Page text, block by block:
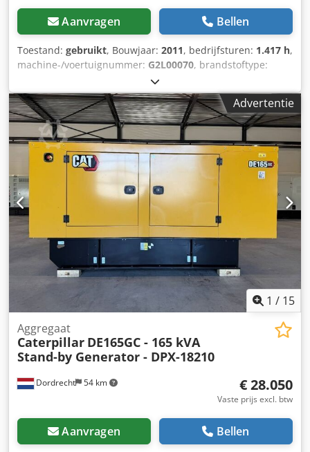
Aanvragen Bellen
Toestand: gebruikt, Bouwjaar: 2011, bedrijfsturen: 1.417 h,
machine-/voertuignummer: G2L00070, brandstoftype:
Caterpillar 3512
Toepassingsgebied: bouw Leeggewicht: 14.000 kg
Generatorvermogen: 1.250 kVA Afmetingen laadruimte:
565 x 220 x 230 cm Productieland: VS Neem contact op met
Team DPX voor meer informatie. Chedpfezn Erlox Ammoa =
Verdere opties en accessoires = - Bedieningspaneel
Advertentie
1 / 15
Dordrecht 54 km
Aggregaat
Caterpillar DE165GC - 165 kVA
Stand-by Generator - DPX-18210
€ 28.050
Vaste prijs excl. btw
Aanvragen Bellen